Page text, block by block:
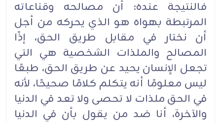
فالنتيجة عنده: أن مصالحه وقناعاته
المرتبطة بهواه هو الذي يحركه من أجل
أن نختار في مقابل طريق الحق، إذًا
المصالح والملذات الشخصية هي التي
تجعل الإنسان يحيد عن طريق الحق، طبعًا
ليس معلومًا أنه يتكلم كلامًا صحيحًا، لأنه
في الحق ملذات لا تحصى ولا تعد في الدنيا
والآخرة، أنا ضد من يقول بأن في الدنيا